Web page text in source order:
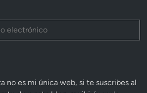
no es mi única web, si te suscribes al